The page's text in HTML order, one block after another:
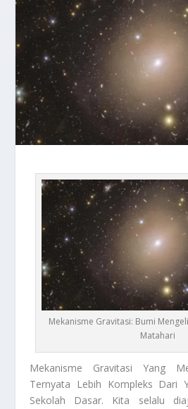
Mekanisme Gravitasi: Bumi
Matahari
Mekanisme Gravitasi Yang
Ternyata Lebih Kompleks Dari
Sekolah Dasar. Kita selalu